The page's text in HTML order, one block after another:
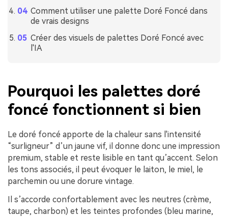
Comment utiliser une palette Doré Foncé dans
de vrais designs
Créer des visuels de palettes Doré Foncé avec
l'IA
Pourquoi les palettes doré
foncé fonctionnent si bien
Le doré foncé apporte de la chaleur sans l'intensité
“surligneur” d’un jaune vif, il donne donc une impression
premium, stable et reste lisible en tant qu’accent. Selon
les tons associés, il peut évoquer le laiton, le miel, le
parchemin ou une dorure vintage.
Il s’accorde confortablement avec les neutres (crème,
taupe, charbon) et les teintes profondes (bleu marine,